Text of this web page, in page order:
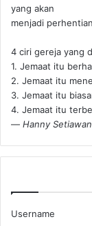
yang akan
menjadi
4 ciri gereja yang
1. Jemaat itu
2. Jemaat itu
3. Jemaat itu
4. Jemaat itu
— Hanny Setiawan
Username